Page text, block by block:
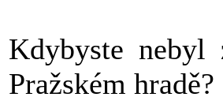
Kdybyste
Pražském hradě?